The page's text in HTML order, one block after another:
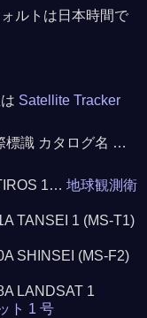
ルトは日本時間で
Satellite Tracker
標識 カタログ名 …
1…地球観測衛
TANSEI 1 (MS-T1)
SHINSEI (MS-F2)
LANDSAT 1
ト 1 号